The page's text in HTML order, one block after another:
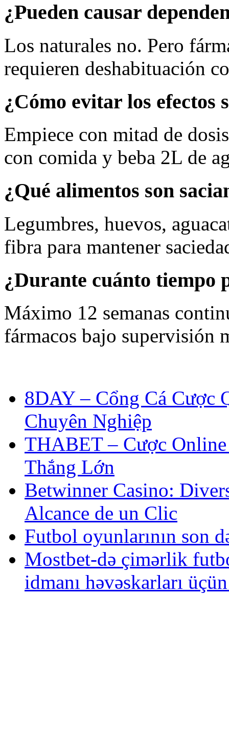
¿Pueden causar
Los naturales no. Pero
requieren deshabituación
¿Cómo evitar los efectos
Empiece con mitad de
con comida y beba 2L de
¿Qué alimentos son
Legumbres, huevos,
fibra para mantener
¿Durante cuánto tiempo
Máximo 12 semanas
fármacos bajo supervisión
8DAY – Cổng Cá Cược
Chuyên Nghiệp
THABET – Cược
Thắng Lớn
Betwinner Casino:
Alcance de un Clic
Futbol oyunlarının son
Mostbet-də çimərlik
idmanı həvəskarları